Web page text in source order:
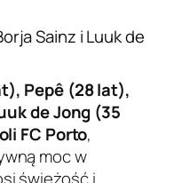
Sainz i Luuk de
Pepê (28 lat),
de Jong (35
FC Porto,
moc w